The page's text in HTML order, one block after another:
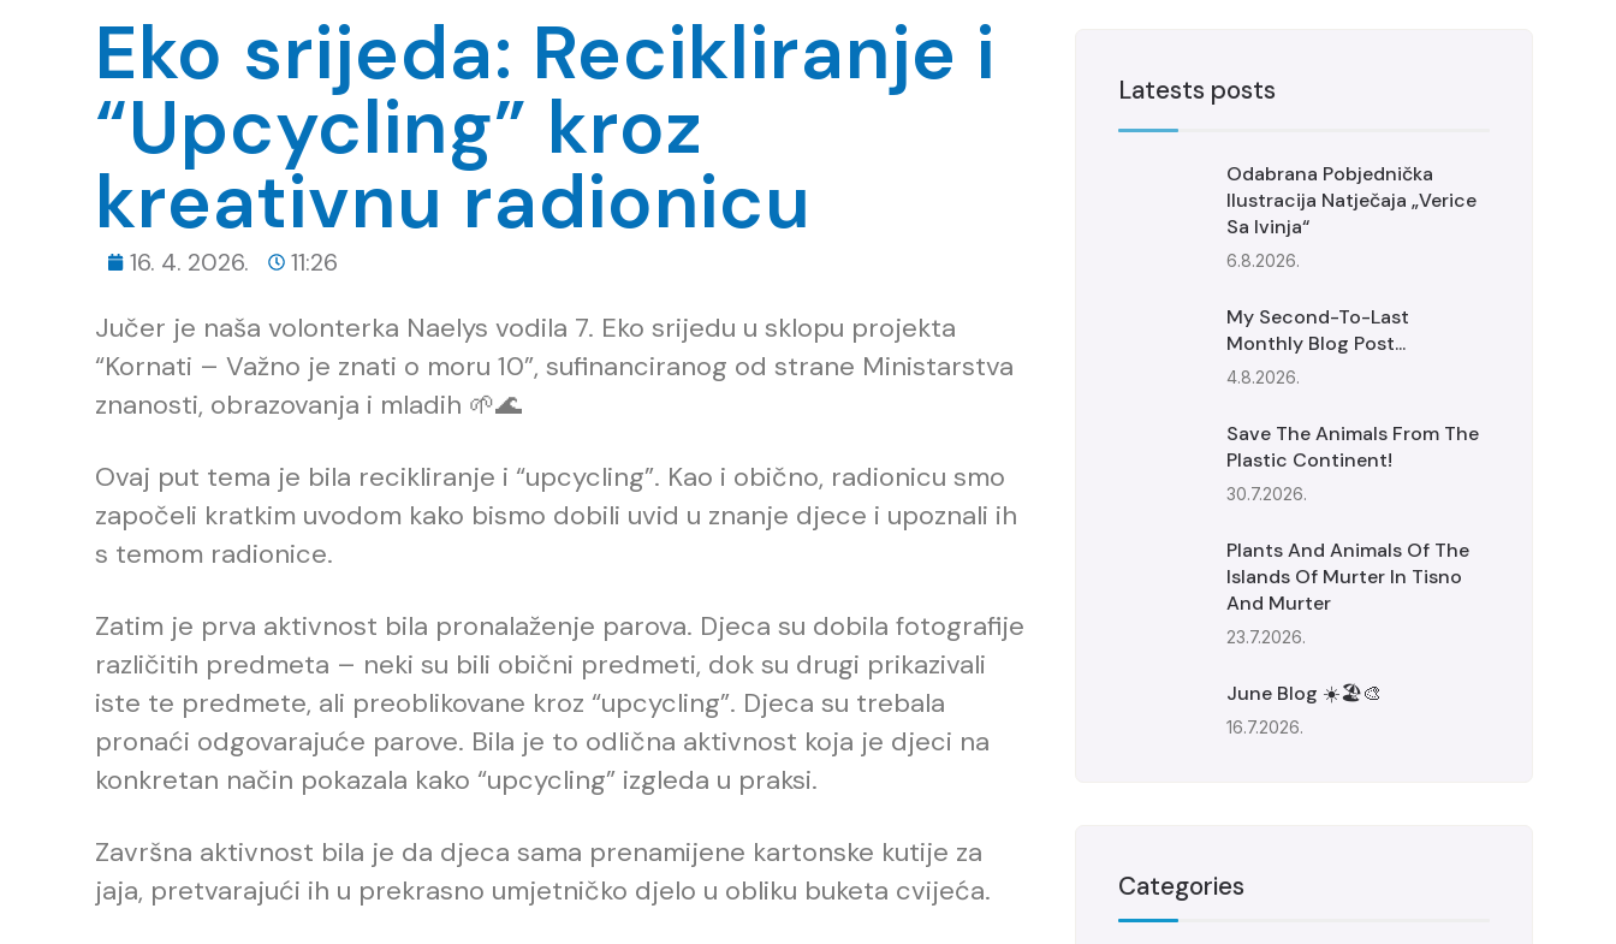
Eko srijeda: Recikliranje i
“Upcycling” kroz
kreativnu radionicu
16. 4. 2026. 11:26
Jučer je naša volonterka Naelys vodila 7. Eko srijedu u sklopu projekta
“Kornati – Važno je znati o moru 10”, sufinanciranog od strane Ministarstva
znanosti, obrazovanja i mladih 🌱🌊
Ovaj put tema je bila recikliranje i “upcycling”. Kao i obično, radionicu smo
započeli kratkim uvodom kako bismo dobili uvid u znanje djece i upoznali ih
s temom radionice.
Zatim je prva aktivnost bila pronalaženje parova. Djeca su dobila fotografije
različitih predmeta – neki su bili obični predmeti, dok su drugi prikazivali
iste te predmete, ali preoblikovane kroz “upcycling”. Djeca su trebala
pronaći odgovarajuće parove. Bila je to odlična aktivnost koja je djeci na
konkretan način pokazala kako “upcycling” izgleda u praksi.
Završna aktivnost bila je da djeca sama prenamijene kartonske kutije za
jaja, pretvarajući ih u prekrasno umjetničko djelo u obliku buketa cvijeća.
Latests posts
Odabrana Pobjednička
Ilustracija Natječaja „Verice
Sa Ivinja“
6.8.2026.
My Second-To-Last
Monthly Blog Post...
4.8.2026.
Save The Animals From The
Plastic Continent!
30.7.2026.
Plants And Animals Of The
Islands Of Murter In Tisno
And Murter
23.7.2026.
June Blog ☀️🏖️🎨
16.7.2026.
Categories